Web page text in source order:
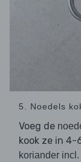
5. Noedels
Voeg de
kook ze in 4-
koriander